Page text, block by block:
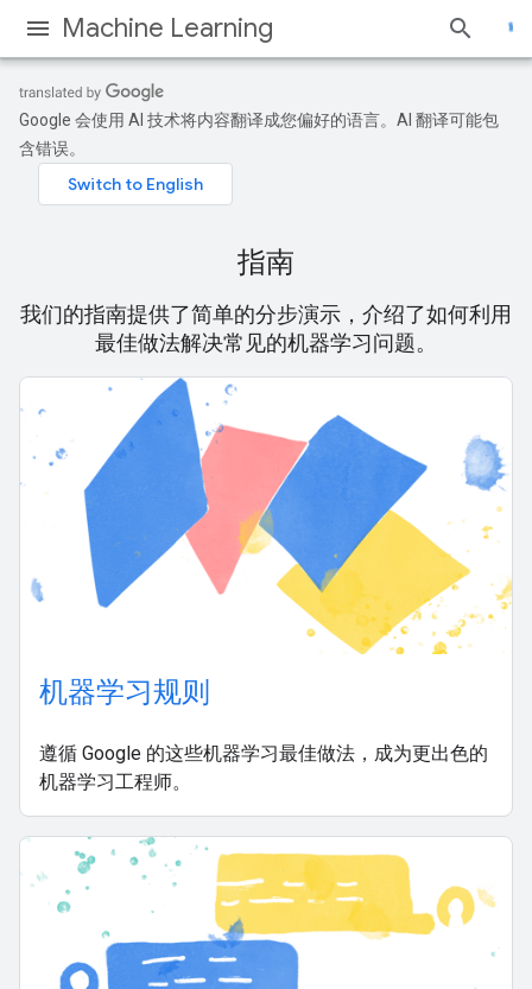
Machine Learning
Google 会使用 AI 技术将内容翻译成您偏好的语言。AI 翻译可能包
含错误。
指南
我们的指南提供了简单的分步演示，介绍了如何利用
最佳做法解决常见的机器学习问题。
机器学习规则
遵循 Google 的这些机器学习最佳做法，成为更出色的
机器学习工程师。